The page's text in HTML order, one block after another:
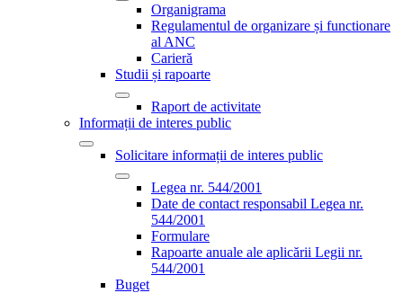
Organigrama
Regulamentul de organizare și functionare
al ANC
Carieră
Studii și rapoarte
Raport de activitate
Informații de interes public
Solicitare informații de interes public
Legea nr. 544/2001
Date de contact responsabil Legea nr.
544/2001
Formulare
Rapoarte anuale ale aplicării Legii nr.
544/2001
Buget